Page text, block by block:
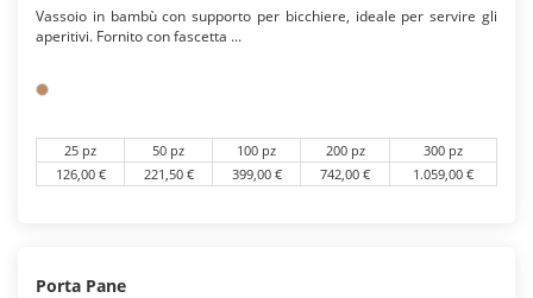
Vassoio in bambù con supporto per bicchiere, ideale per servire gli
aperitivi. Fornito con fascetta ...
25 pz 50 pz 100 pz 200 pz
300 pz
126,00 €
221,50 € 399,00 € 742,00 € 1.059,00 €
Porta Pane